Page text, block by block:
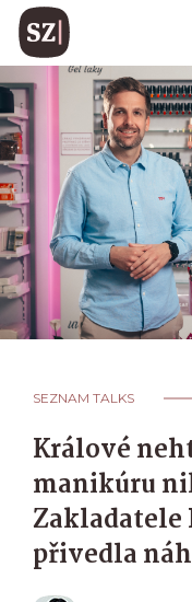
SEZNAM TALKS
Králové
manikúru
Zakladatele
přivedla